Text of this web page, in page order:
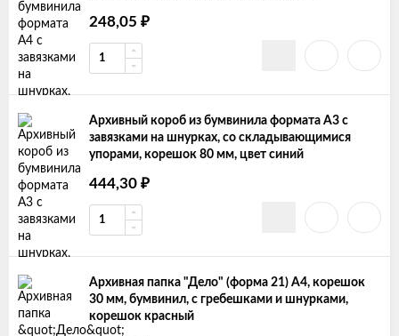
248,05 ₽
Архивный короб из бумвинила формата А3 с
завязками на шнурках, со складывающимися
упорами, корешок 80 мм, цвет синий
444,30 ₽
Архивная папка "Дело" (форма 21) А4, корешок
30 мм, бумвинил, с гребешками и шнурками,
корешок красный